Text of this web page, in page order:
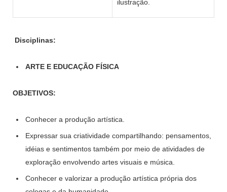
ilustração.
Disciplinas:
ARTE E EDUCAÇÃO FÍSICA
OBJETIVOS:
Conhecer a produção artística.
Expressar sua criatividade compartilhando: pensamentos,
idéias e sentimentos também por meio de atividades de
exploração envolvendo artes visuais e música.
Conhecer e valorizar a produção artística própria dos